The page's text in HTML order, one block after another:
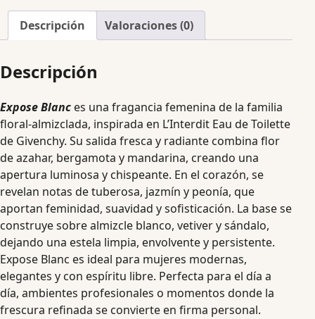
Descripción Valoraciones (0)
Descripción
Expose Blanc es una fragancia femenina de la familia
floral-almizclada, inspirada en L’Interdit Eau de Toilette
de Givenchy. Su salida fresca y radiante combina flor
de azahar, bergamota y mandarina, creando una
apertura luminosa y chispeante. En el corazón, se
revelan notas de tuberosa, jazmín y peonía, que
aportan feminidad, suavidad y sofisticación. La base se
construye sobre almizcle blanco, vetiver y sándalo,
dejando una estela limpia, envolvente y persistente.
Expose Blanc es ideal para mujeres modernas,
elegantes y con espíritu libre. Perfecta para el día a
día, ambientes profesionales o momentos donde la
frescura refinada se convierte en firma personal.